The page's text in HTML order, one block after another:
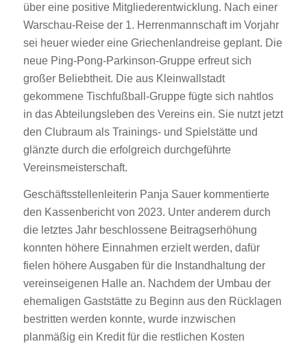
über eine positive Mitgliederentwicklung. Nach einer
Warschau-Reise der 1. Herrenmannschaft im Vorjahr
sei heuer wieder eine Griechenlandreise geplant. Die
neue Ping-Pong-Parkinson-Gruppe erfreut sich
großer Beliebtheit. Die aus Kleinwallstadt
gekommene Tischfußball-Gruppe fügte sich nahtlos
in das Abteilungsleben des Vereins ein. Sie nutzt jetzt
den Clubraum als Trainings- und Spielstätte und
glänzte durch die erfolgreich durchgeführte
Vereinsmeisterschaft.
Geschäftsstellenleiterin Panja Sauer kommentierte
den Kassenbericht von 2023. Unter anderem durch
die letztes Jahr beschlossene Beitragserhöhung
konnten höhere Einnahmen erzielt werden, dafür
fielen höhere Ausgaben für die Instandhaltung der
vereinseigenen Halle an. Nachdem der Umbau der
ehemaligen Gaststätte zu Beginn aus den Rücklagen
bestritten werden konnte, wurde inzwischen
planmäßig ein Kredit für die restlichen Kosten